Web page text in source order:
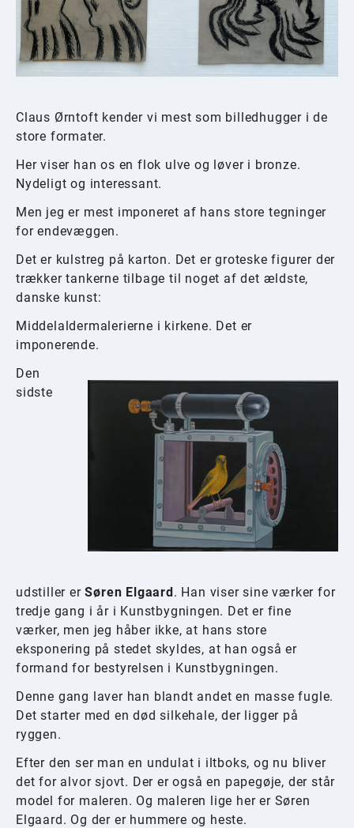
Claus Ørntoft kender vi mest som billedhugger i de
store formater.
Her viser han os en flok ulve og løver i bronze.
Nydeligt og interessant.
Men jeg er mest imponeret af hans store tegninger
for endevæggen.
Det er kulstreg på karton. Det er groteske figurer der
trækker tankerne tilbage til noget af det ældste,
danske kunst:
Middelaldermalerierne i kirkene. Det er
imponerende.
Den
sidste
udstiller erSøren Elgaard. Han viser sine værker for
tredje gang i år i Kunstbygningen. Det er fine
værker, men jeg håber ikke, at hans store
eksponering på stedet skyldes, at han også er
formand for bestyrelsen i Kunstbygningen.
Denne gang laver han blandt andet en masse fugle.
Det starter med en død silkehale, der ligger på
ryggen.
Efter den ser man en undulat i iltboks, og nu bliver
det for alvor sjovt. Der er også en papegøje, der står
model for maleren. Og maleren lige her er Søren
Elgaard. Og der er hummere og heste.